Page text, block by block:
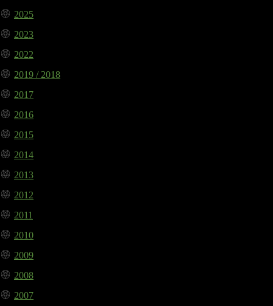
2025
2023
2022
2019 / 2018
2017
2016
2015
2014
2013
2012
2011
2010
2009
2008
2007